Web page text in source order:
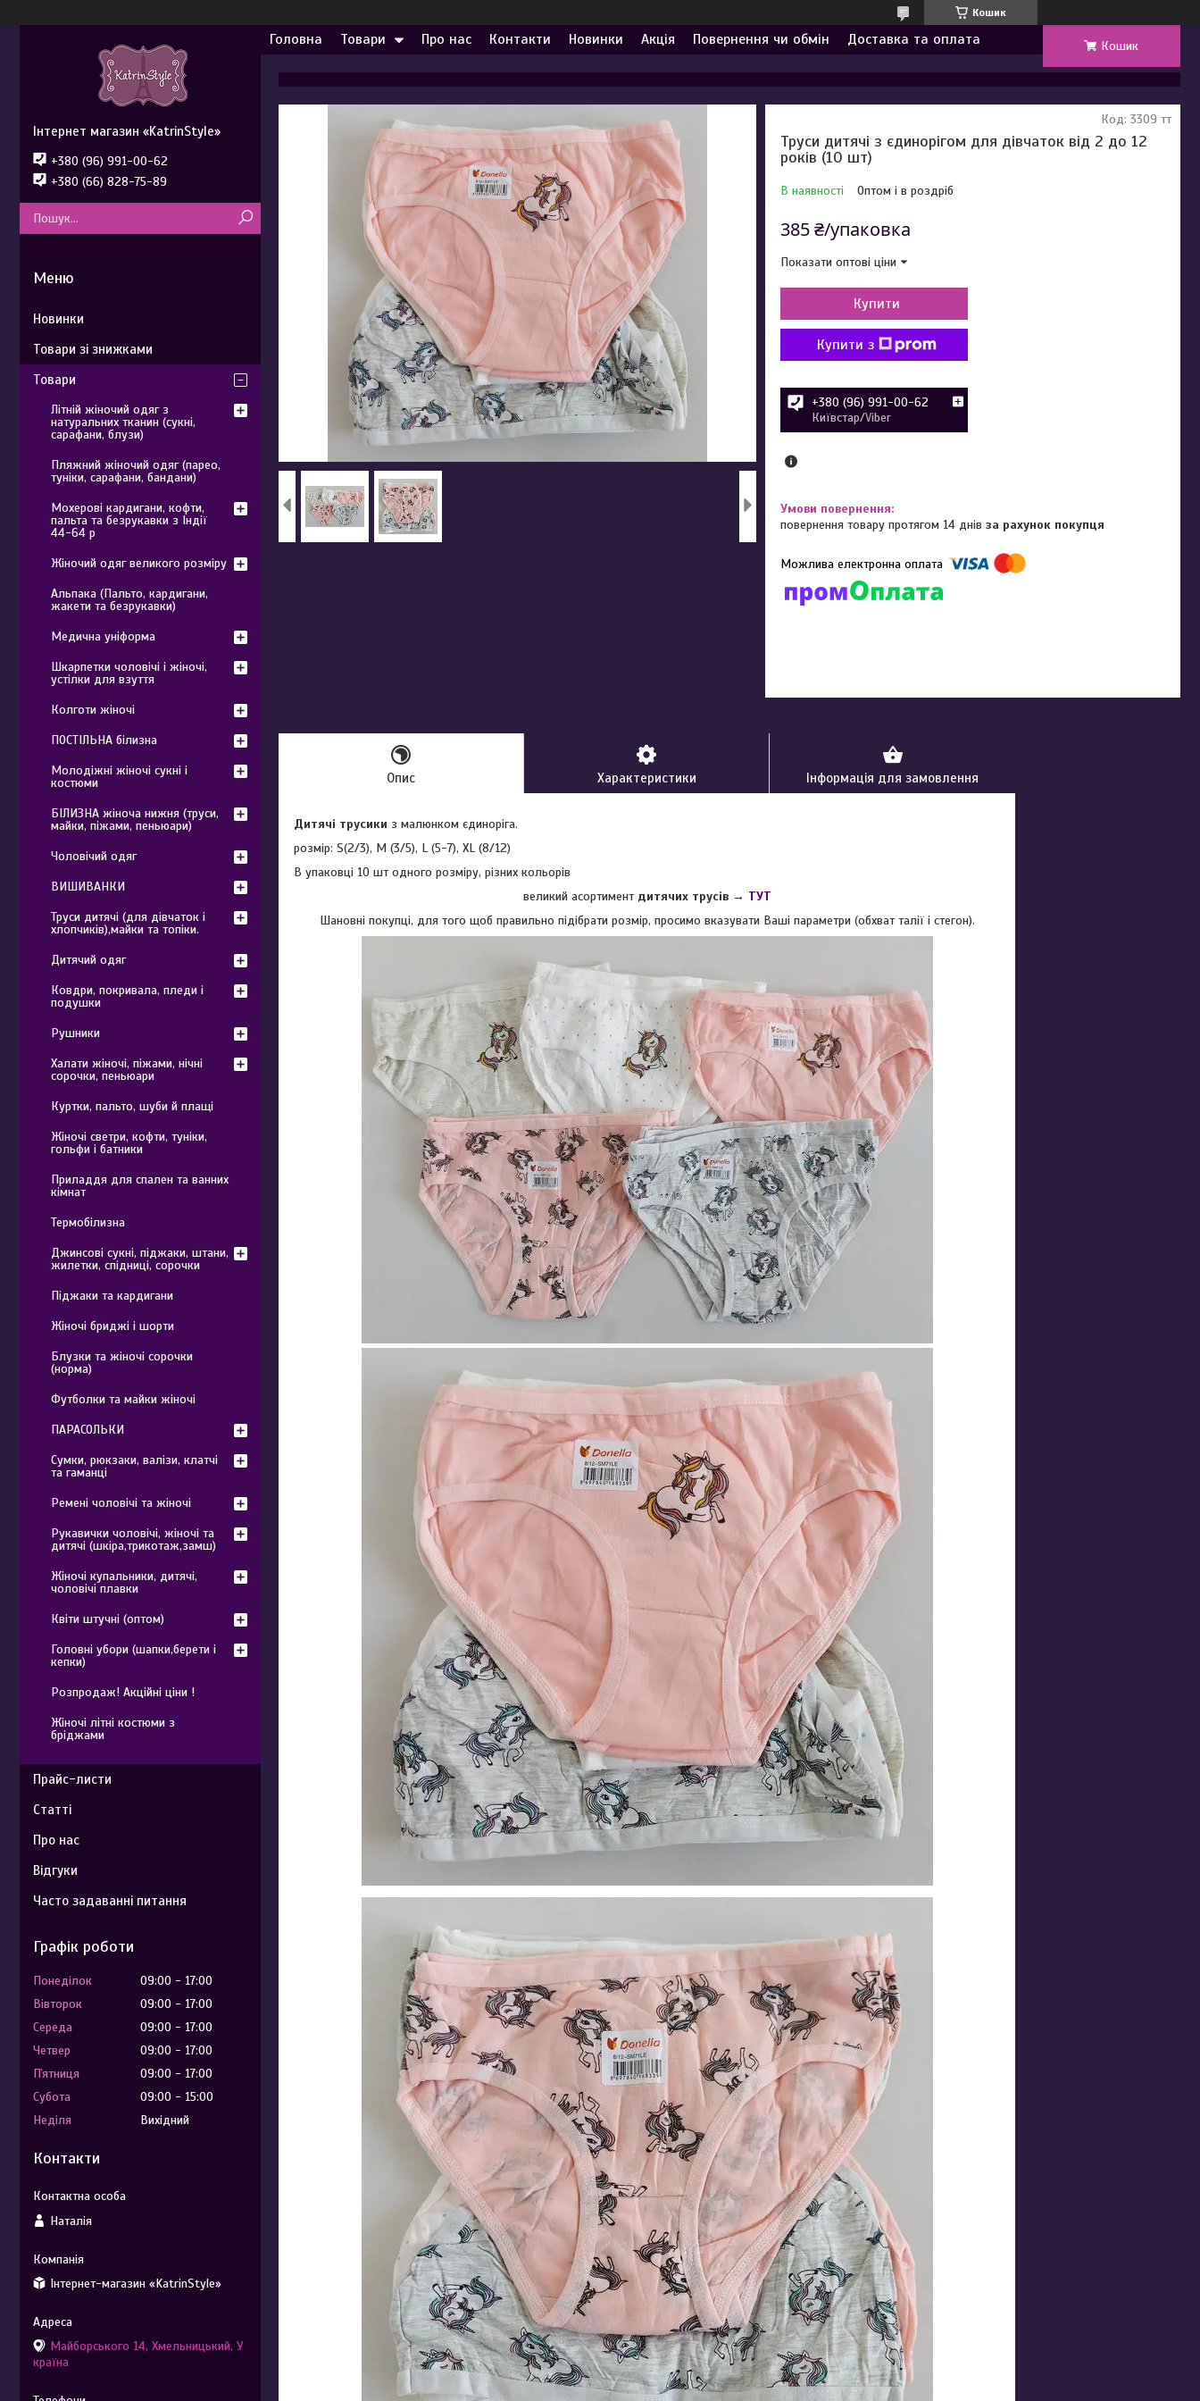
Кошик
Головна Товари Про нас Контакти Новинки Акція Повернення чи обмін Доставка та оплата Кошик
Труси дитячі з єдинорігом для дівчаток від 2 до 12
років (10 шт)
В наявності Оптом і в роздріб
Код: 3309 тт
385 ₴/упаковка
Показати оптові ціни
Купити
Купити з
+380 (96) 991-00-62
Київстар/Viber
повернення товару протягом 14 днівза рахунок покупця
Опис Характеристики Інформація для замовлення
Дитячі трусики з малюнком єдиноріга.
розмір: S(2/3), M (3/5), L (5-7), XL (8/12)
В упаковці 10 шт одного розміру, різних кольорів
великий асортиментдитячих трусів → ТУТ
Шановні покупці, для того щоб правильно підібрати розмір, просимо вказувати Ваші параметри (обхват талії і стегон).
Інтернет магазин «KatrinStyle»
+380 (96) 991-00-62
+380 (66) 828-75-89
Новинки
Товари зі знижками
Товари
Літній жіночий одяг з
натуральних тканин (сукні,
сарафани, блузи)
Пляжний жіночий одяг (парео,
туніки, сарафани, бандани)
Мохерові кардигани, кофти,
пальта та безрукавки з Індії
44-64 р
Жіночий одяг великого розміру
Альпака (Пальто, кардигани,
жакети та безрукавки)
Медична уніформа
Шкарпетки чоловічі і жіночі,
устілки для взуття
Колготи жіночі
ПОСТІЛЬНА білизна
Молодіжні жіночі сукні і
костюми
БІЛИЗНА жіноча нижня (труси,
майки, піжами, пеньюари)
Чоловічий одяг
ВИШИВАНКИ
Труси дитячі (для дівчаток і
хлопчиків),майки та топіки.
Дитячий одяг
Ковдри, покривала, пледи і
подушки
Рушники
Халати жіночі, піжами, нічні
сорочки, пеньюари
Куртки, пальто, шуби й плащі
Жіночі светри, кофти, туніки,
гольфи і батники
Приладдя для спален та ванних
кімнат
Термобілизна
Джинсові сукні, піджаки, штани,
жилетки, спідниці, сорочки
Піджаки та кардигани
Жіночі бриджі і шорти
Блузки та жіночі сорочки
(норма)
Футболки та майки жіночі
ПАРАСОЛЬКИ
Сумки, рюкзаки, валізи, клатчі
та гаманці
Ремені чоловічі та жіночі
Рукавички чоловічі, жіночі та
дитячі (шкіра,трикотаж,замш)
Жіночі купальники, дитячі,
чоловічі плавки
Квіти штучні (оптом)
Головні убори (шапки,берети і
кепки)
Розпродаж! Акційні ціни !
Жіночі літні костюми з
бріджами
Прайс-листи
Статті
Про нас
Відгуки
Часто задаванні питання
Графік роботи
Понеділок 09:00
17:00
Вівторок
09:00
17:00
Середа
09:00
17:00
Четвер
09:00
17:00
Пʼятниця
09:00
17:00
Субота
09:00
15:00
Неділя
Вихідний
Контакти
Наталія
Інтернет-магазин «KatrinStyle»
Майборського 14, Хмельницький, У
країна